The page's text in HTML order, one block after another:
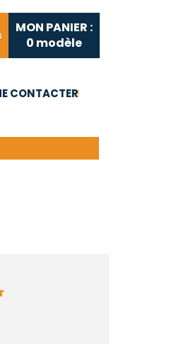
MON PANIER :
0 modèle
CONTACTER